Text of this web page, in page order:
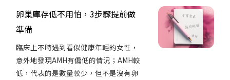
卵巢庫存低不用怕，3步驟提前做
準備
臨床上不時遇到看似健康年輕的女性，
意外地發現AMH有偏低的情況；AMH較
低，代表的是數量較少，但不是沒有卵